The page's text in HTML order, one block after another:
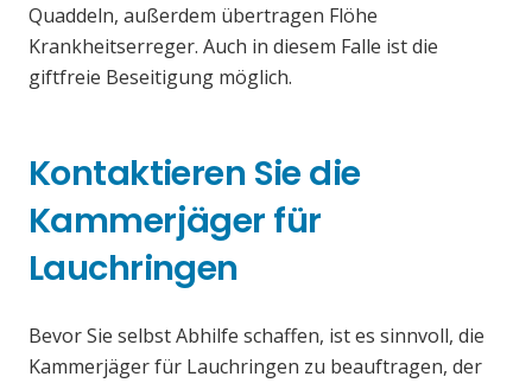
Quaddeln, außerdem übertragen Flöhe
Krankheitserreger. Auch in diesem Falle ist die
giftfreie Beseitigung möglich.
Kontaktieren Sie die
Kammerjäger für
Lauchringen
Bevor Sie selbst Abhilfe schaffen, ist es sinnvoll, die
Kammerjäger für Lauchringen zu beauftragen, der